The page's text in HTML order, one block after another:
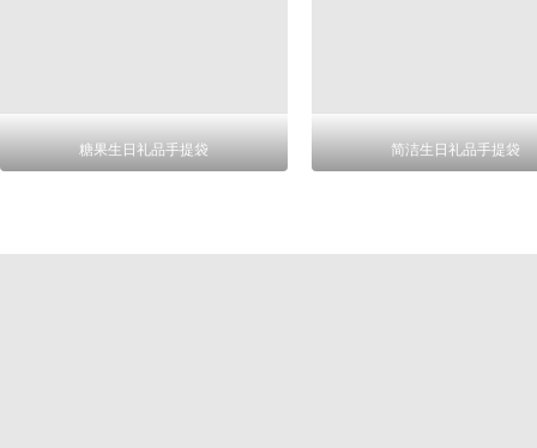
糖果生日礼品手提袋 简洁生日礼品手提袋